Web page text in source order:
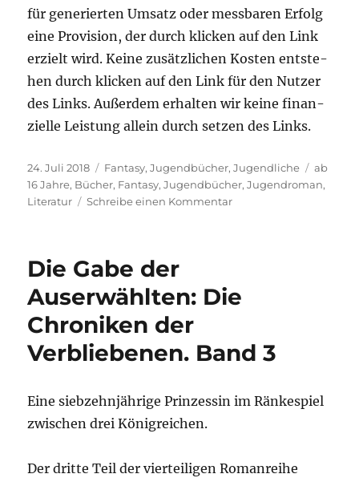
für gene­rier­ten Umsatz oder mess­ba­ren Erfolg
eine Pro­vi­si­on, der durch kli­cken auf den Link
erzielt wird. Kei­ne zusätz­li­chen Kos­ten ent­ste­
hen durch kli­cken auf den Link für den Nut­zer
des Links. Außer­dem erhal­ten wir kei­ne finan­
zi­el­le Leis­tung allein durch set­zen des Links.
Veröffentlicht
am
24. Juli 2018 Kategorien
Fantasy,Jugendbücher,Jugendliche
ab
16 Jahre, Bücher, Fantasy,Jugendbücher,Jugendroman,
Literatur
Schreibe einen Kommentarzu
Chroniken
Band 4
Die Gabe der
Auserwählten: Die
Chroniken der
Verbliebenen. Band 3
Eine sieb­zehn­jäh­ri­ge Prin­zes­sin im Rän­ke­spiel
zwi­schen drei Königreichen.
Der drit­te Teil der vier­tei­li­gen Roman­rei­he